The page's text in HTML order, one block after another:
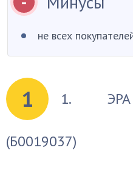
не всех
1 1. ЭРА
(Б0019037)